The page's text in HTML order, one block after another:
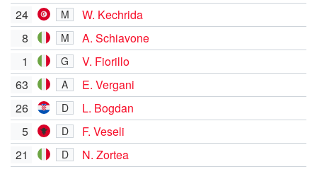
24 M
W. Kechrida
8
M
A. Schiavone
1
G
V. Fiorillo
63
A
E. Vergani
26
D
L. Bogdan
5
D
F. Veseli
21
D N. Zortea